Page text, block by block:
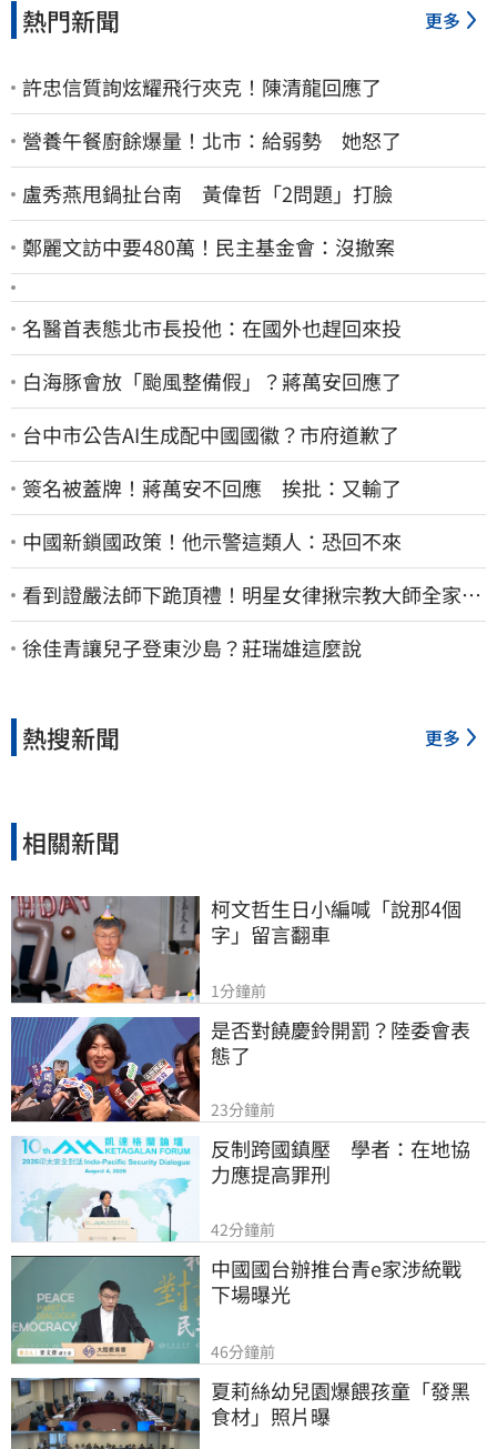
熱門新聞 更多
許忠信質詢炫耀飛行夾克！陳清龍回應了
營養午餐廚餘爆量！北市：給弱勢 她怒了
盧秀燕甩鍋扯台南 黃偉哲「2問題」打臉
鄭麗文訪中要480萬！民主基金會：沒撤案
名醫首表態北市長投他：在國外也趕回來投
白海豚會放「颱風整備假」？蔣萬安回應了
台中市公告AI生成配中國國徽？市府道歉了
簽名被蓋牌！蔣萬安不回應 挨批：又輸了
中國新鎖國政策！他示警這類人：恐回不來
看到證嚴法師下跪頂禮！明星女律揪宗教大師全家詐
慈濟…全家爽睡黃金堆
徐佳青讓兒子登東沙島？莊瑞雄這麼說
熱搜新聞 更多
相關新聞
柯文哲生日小編喊「說那4個
字」留言翻車
1分鐘前
是否對饒慶鈴開罰？陸委會表
態了
23分鐘前
反制跨國鎮壓　學者：在地協
力應提高罪刑
42分鐘前
中國國台辦推台青e家涉統戰
下場曝光
46分鐘前
夏莉絲幼兒園爆餵孩童「發黑
食材」照片曝